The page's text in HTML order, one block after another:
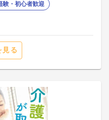
験・初心者歓迎
見る